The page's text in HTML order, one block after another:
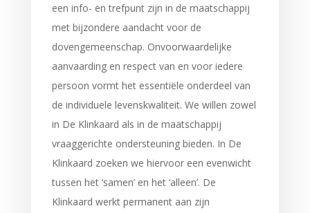
een info- en trefpunt zijn in de maatschappij
met bijzondere aandacht voor de
dovengemeenschap. Onvoorwaardelijke
aanvaarding en respect van en voor iedere
persoon vormt het essentiële onderdeel van
de individuele levenskwaliteit. We willen zowel
in De Klinkaard als in de maatschappij
vraaggerichte ondersteuning bieden. In De
Klinkaard zoeken we hiervoor een evenwicht
tussen het ‘samen’ en het ‘alleen’. De
Klinkaard werkt permanent aan zijn